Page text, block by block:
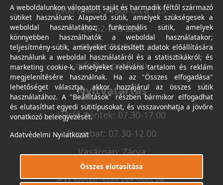
6900 Makó, Aradi utca 125.
06-62-213-220
06-30-174-9490
info@m-profil.hu
Nyitvatartás
Hétfő-Péntek: 07.30-17.00
Szombat: 07.30-12.00
Vasárnap: Zárva
© M-PROFIL 2000 KFT 2000 Kft.
A weboldalunkon válogatott saját és harmadik féltől származó
sütiket használunk: Alapvető sütik, amelyek szükségesek a
weboldal használatához; funkcionális sütik, amelyek
könnyebben használhatók a weboldal használatakor;
teljesítmény-sütik, amelyeket összesített adatok előállítására
használunk a weboldal használatáról és a statisztikákról; és
marketing cookie-k, amelyeket releváns tartalom és reklám
megjelenítésére használnak. Ha az "Összes elfogadása"
lehetőséget választja, akkor hozzájárul az összes sütik
használatához. A "Beállítások" részben bármikor elfogadhat
és elutasíthat egyedi sütitípusokat, és visszavonhatja a jövőre
vonatkozó beleegyezését.
Adatvédelmi Nyilatkozat
Összes elutasítása